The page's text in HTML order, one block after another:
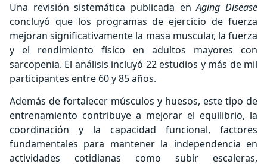
Una revisión sistemática publicada enAging Disease
concluyó que los programas de ejercicio de fuerza
mejoran significativamente la masa muscular, la fuerza
y el rendimiento físico en adultos mayores con
sarcopenia. El análisis incluyó 22 estudios y más de mil
participantes entre 60 y 85 años.
Además de fortalecer músculos y huesos, este tipo de
entrenamiento contribuye a mejorar el equilibrio, la
coordinación y la capacidad funcional, factores
fundamentales para mantener la independencia en
actividades cotidianas como subir escaleras,